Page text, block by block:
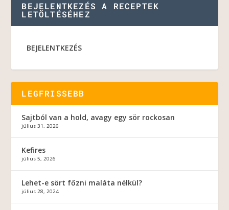
BEJELENTKEZÉS A RECEPTEK
LETÖLTÉSÉHEZ
BEJELENTKEZÉS
LEGFRISSEBB
Sajtból van a hold, avagy egy sör rockosan
július 31, 2026
Kefires
július 5, 2026
Lehet-e sört főzni maláta nélkül?
július 28, 2024